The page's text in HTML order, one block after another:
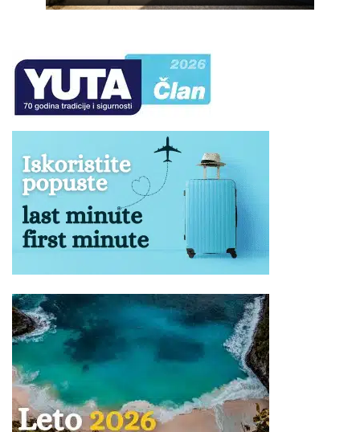
unet ili iznet iz autobusa.
NAPOMENA za mesta u autobusu:Raspored sedenja u
prevoznom sredstvu određuje se kompjuterski u zavisnosti
od kapaciteta i tipa istog, i ne postoji mogućnost rezervacije
Ukoliko Vam ponuda za Aparthotel PETRIDIS Pefkohori ne
odgovara pogledajte ponudu ostalih smeštaja u letovalištu
Pefkohori
ili ostalim letovalištima na poluostrvu
severu Grčke